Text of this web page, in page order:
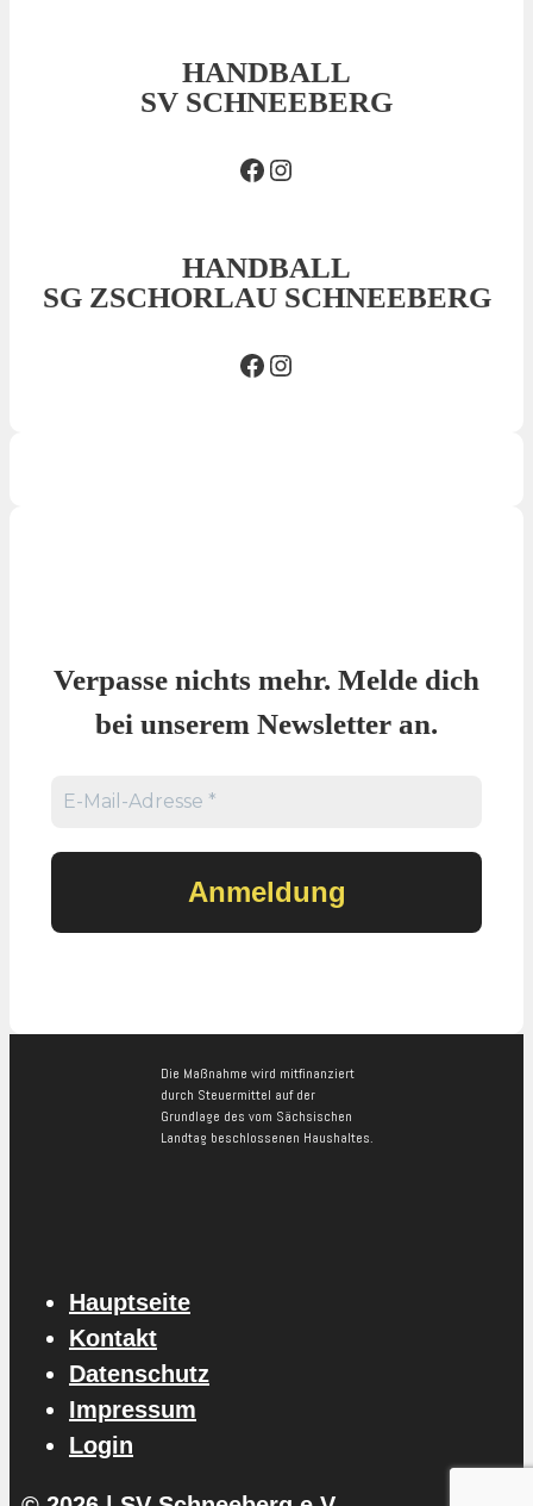
HANDBALL
SV SCHNEEBERG
Facebook SVSInsta SVS
HANDBALL
SG ZSCHORLAU SCHNEEBERG
Facebook SGInsta SG
Verpasse nichts mehr. Melde dich
bei unserem Newsletter an.
Die Maßnahme wird mitfinanziert
durch Steuermittel auf der
Grundlage des vom Sächsischen
Landtag beschlossenen Haushaltes.
Hauptseite
Kontakt
Datenschutz
Impressum
Login